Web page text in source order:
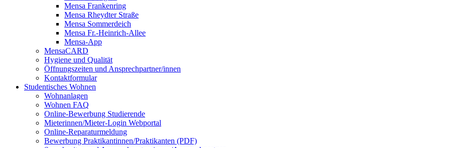
Mensa Frankenring
Mensa Rheydter Straße
Mensa Sommerdeich
Mensa Fr.-Heinrich-Allee
Mensa-App
MensaCARD
Hygiene und Qualität
Öffnungszeiten und Ansprechpartner/innen
Kontaktformular
Studentisches Wohnen
Wohnanlagen
Wohnen FAQ
Online-Bewerbung Studierende
Mieterinnen/Mieter-Login Webportal
Online-Reparaturmeldung
Bewerbung Praktikantinnen/Praktikanten (PDF)